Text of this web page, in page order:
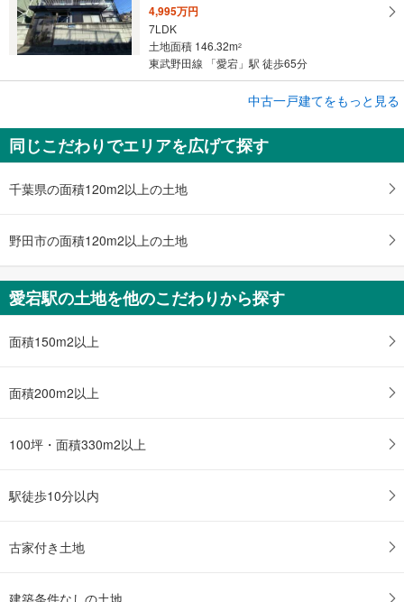
4,995万円
7LDK
土地面積 146.32m2
東武野田線 「愛宕」駅 徒歩65分
野田市柳沢
1,999万円
4LDK
土地面積 156.54m
中古一戸建てをもっと見る
同じこだわりでエリアを広げて探す
千葉県の面積120m2以上の土地
野田市の面積120m2以上の土地
愛宕駅の土地を他のこだわりから探す
面積150m2以上
面積200m2以上
100坪・面積330m2以上
駅徒歩10分以内
古家付き土地
建築条件なしの土地